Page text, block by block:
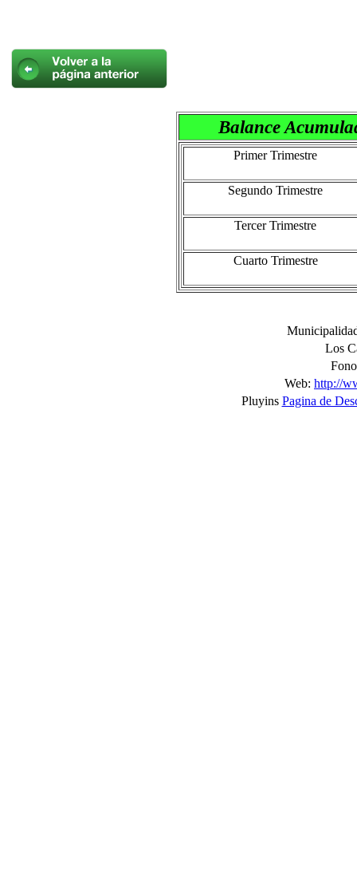
Balance
Primer Trimestre
Segundo Trimestre
Tercer Trimestre
Cuarto Trimestre
Los
Web: http://
Pluyins Pagina de